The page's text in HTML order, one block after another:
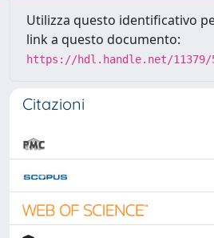
Utilizza questo identificativo
link a questo documento:
https://hdl.handle.net/11379/
Citazioni